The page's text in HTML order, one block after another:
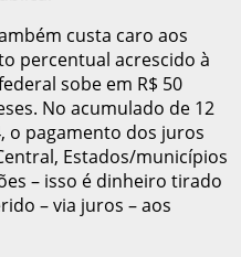
custa caro aos
percentual acrescido à
sobe em R$ 50
No acumulado de 12
o pagamento dos juros
Estados/municípios
– isso é dinheiro tirado
– via juros – aos